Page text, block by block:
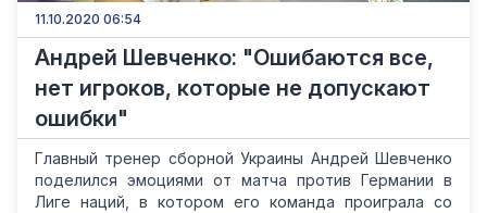
11.10.2020 06:54
Андрей Шевченко: "Ошибаются все,
нет игроков, которые не допускают
ошибки"
Главный тренер сборной Украины Андрей Шевченко
поделился эмоциями от матча против Германии в
Лиге наций, в котором его команда проиграла со